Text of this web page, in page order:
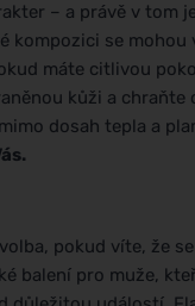
– a právě v tom
kompozici se
máte citlivou
kůži a
dosah tepla a
pokud víte, že
balení pro muže,